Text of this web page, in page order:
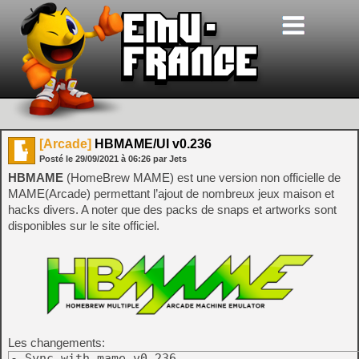
[Arcade] HBMAME/UI v0.236
Posté le 29/09/2021 à 06:26 par Jets
HBMAME (HomeBrew MAME) est une version non officielle de
MAME(Arcade) permettant l’ajout de nombreux jeux maison et
hacks divers. A noter que des packs de snaps et artworks sont
disponibles sur le site officiel.
Les changements: